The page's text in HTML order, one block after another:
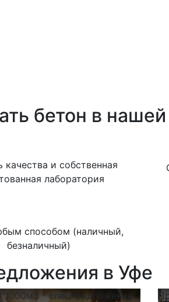
бетон в
качества и собственная
лаборатория
способом (наличный,
безналичный)
в Уфе
1000м3 - спецпредложение